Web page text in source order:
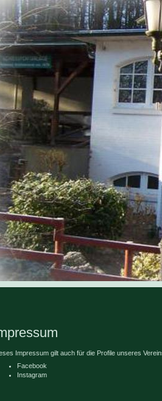
Impressum gilt auch für die Profile unseres
Facebook
Instagram